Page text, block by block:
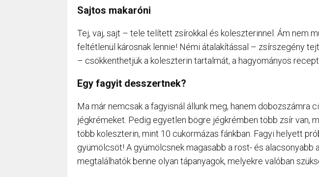
Sajtos makaróni
Tej, vaj, sajt – tele telített zsírokkal és koleszterinnel. Ám nem
feltétlenül károsnak lennie! Némi átalakítással – zsírszegény
– csökkenthetjük a koleszterin tartalmát, a hagyományos
Egy fagyit desszertnek?
Ma már nemcsak a fagyisnál állunk meg, hanem dobozszámra
jégkrémeket. Pedig egyetlen bögre jégkrémben több zsír van,
több koleszterin, mint 10 cukormázas fánkban. Fagyi helyett
gyümölcsöt! A gyümölcsnek magasabb a rost- és alacsonyabb
megtalálhatók benne olyan tápanyagok, melyekre valóban